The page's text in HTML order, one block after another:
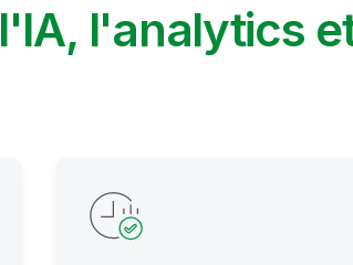
l'IA, l'analytics